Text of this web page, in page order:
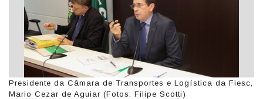
Presidente da Câmara de Transportes e Logística da Fiesc,
Mario Cezar de Aguiar (Fotos: Filipe Scotti)